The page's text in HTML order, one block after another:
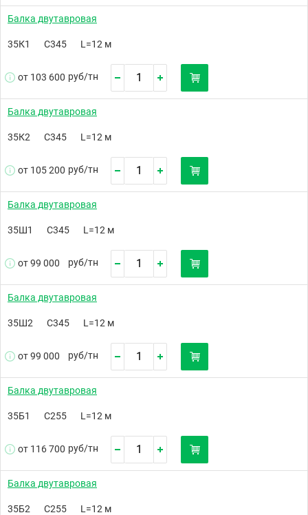
Балка двутавровая
35К1 С345 L=12 м
от 103 600 руб/тн
Балка двутавровая
35К2 С345 L=12 м
от 105 200 руб/тн
Балка двутавровая
35Ш1 С345 L=12 м
от 99 000 руб/тн
Балка двутавровая
35Ш2 С345 L=12 м
от 99 000 руб/тн
Балка двутавровая
35Б1 С255 L=12 м
от 116 700 руб/тн
Балка двутавровая
35Б2 С255 L=12 м